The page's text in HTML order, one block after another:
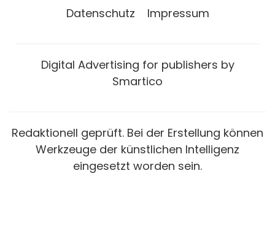
Datenschutz Impressum
Digital Advertising for publishers by
Smartico
Redaktionell geprüft. Bei der Erstellung können
Werkzeuge der künstlichen Intelligenz
eingesetzt worden sein.